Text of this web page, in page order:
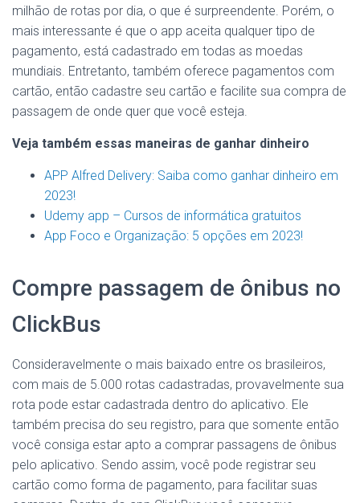
milhão de rotas por dia, o que é surpreendente. Porém, o
mais interessante é que o app aceita qualquer tipo de
pagamento, está cadastrado em todas as moedas
mundiais. Entretanto, também oferece pagamentos com
cartão, então cadastre seu cartão e facilite sua compra de
passagem de onde quer que você esteja.
Veja também essas maneiras de ganhar dinheiro
APP Alfred Delivery: Saiba como ganhar dinheiro em
2023!
Udemy app – Cursos de informática gratuitos
App Foco e Organização: 5 opções em 2023!
Compre passagem de ônibus no
ClickBus
Consideravelmente o mais baixado entre os brasileiros,
com mais de 5.000 rotas cadastradas, provavelmente sua
rota pode estar cadastrada dentro do aplicativo. Ele
também precisa do seu registro, para que somente então
você consiga estar apto a comprar passagens de ônibus
pelo aplicativo. Sendo assim, você pode registrar seu
cartão como forma de pagamento, para facilitar suas